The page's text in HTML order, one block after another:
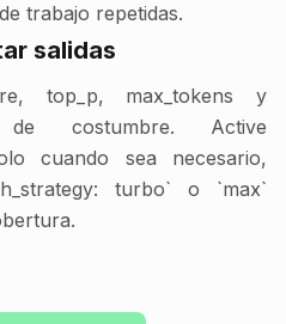
trabajo repetidas.
salidas
top_p, max_tokens y
costumbre. Active
cuando sea necesario,
turbo` o `max`